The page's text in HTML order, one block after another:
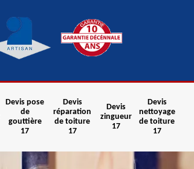
Devis pose
de
gouttière
17
Devis
réparation
de toiture
17
Devis
zingueur
17
Devis
nettoyage
de toiture
17